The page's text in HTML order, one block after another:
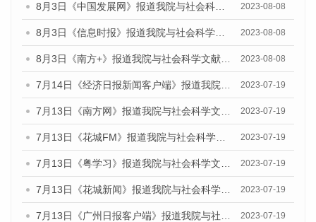
8月3日《中国发展网》报道我院与社会科学文献出版社联合发布的《广州蓝皮书：广州城市国际化发展报告（2023）——中国式现代化与城市国际化》媒体文章 2023-08-08
8月3日《信息时报》报道我院与社会科学文献出版社联合发布的《广州蓝皮书：广州城市国际化发展报告（2023）——中国式现代化与城市国际化》媒体文章 2023-08-08
8月3日《南方+》报道我院与社会科学文献出版社联合发布的《广州蓝皮书：广州城市国际化发展报告（2023）——中国式现代化与城市国际化》媒体文章 2023-08-08
7月14日《经济日报新闻客户端》报道我院与社会科学文献出版社联合发布的《广州蓝皮书：广州经济发展报告（2023）》的媒体文章 2023-07-19
7月13日《南方网》报道我院与社会科学文献出版社联合发布了《广州蓝皮书：广州城乡融合发展报告（2023）》的媒体文章 2023-07-19
7月13日《花城FM》报道我院与社会科学文献出版社联合发布了《广州蓝皮书：广州城乡融合发展报告（2023）》的媒体文章 2023-07-19
7月13日《粤学习》报道我院与社会科学文献出版社联合发布的《广州蓝皮书：广州城乡融合发展报告（2023）》媒体文章 2023-07-19
7月13日《花城新闻》报道我院与社会科学文献出版社联合发布了《广州蓝皮书：广州城乡融合发展报告（2023）》的媒体文章 2023-07-19
7月13日《广州日报客户端》报道我院与社会科学文献出版社联合发布了《广州蓝皮书：广州城乡融合发展报告（2023）》的媒体文章 2023-07-19